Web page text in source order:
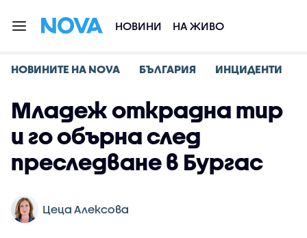
НОВИНИ НА ЖИВО
НОВИНИТЕ НА NOVA БЪЛГАРИЯ ИНЦИДЕНТИ
Младеж открадна тир
и го обърна след
преследване в Бургас
Цеца Алексова